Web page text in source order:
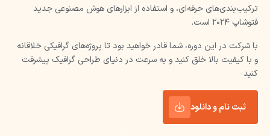
ترکیب‌بندی‌های حرفه‌ای، و استفاده از ابزارهای هوش مصنوعی جدید
فتوشاپ 2024 است.
با شرکت در این دوره، شما قادر خواهید بود تا پروژه‌های گرافیکی خلاقانه
و با کیفیت بالا خلق کنید و به سرعت در دنیای طراحی گرافیک پیشرفت
کنید
ثبت نام و دانلود